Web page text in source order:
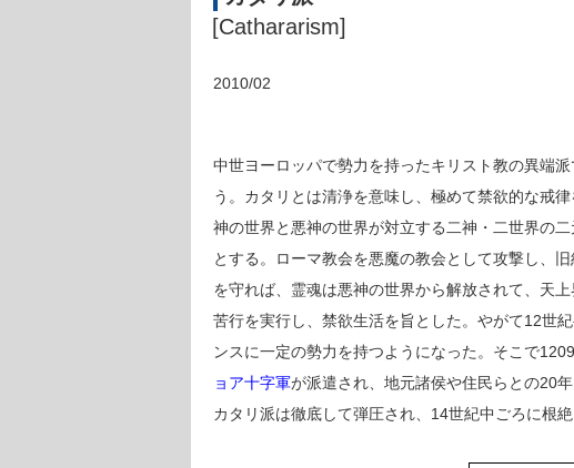
[Cathararism]
2010/02
中世ヨーロッパで勢力を持ったキリスト教の異端
う。カタリとは清浄を意味し、極めて禁欲的な戒
神の世界と悪神の世界が対立する二神・二世界の
とする。ローマ教会を悪魔の教会として攻撃し、
を守れば、霊魂は悪神の世界から解放されて、天
苦行を実行し、禁欲生活を旨とした。やがて12世
ンスに一定の勢力を持つようになった。そこで
ョア十字軍が派遣され、地元諸侯や住民らとの20
カタリ派は徹底して弾圧され、14世紀中ごろに根絶